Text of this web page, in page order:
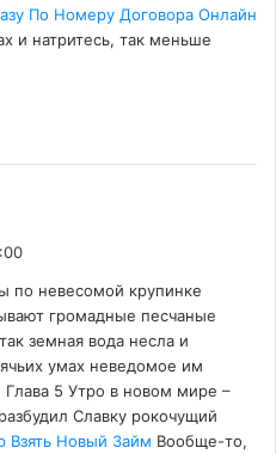
По Номеру Договора Онлайн
и натритесь, так меньше
по невесомой крупинке
громадные песчаные
земная вода несла и
умах неведомое им
Глава 5 Утро в новом мире –
Славку рокочущий
Взять Новый Займ Вообще-то,